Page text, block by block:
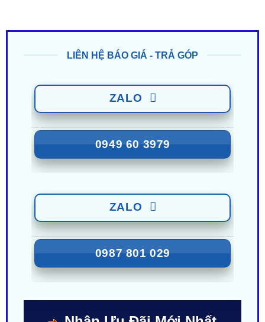
LIÊN HỆ BÁO GIÁ - TRẢ GÓP
ZALO
0949 60 3979
ZALO
0987 801 029